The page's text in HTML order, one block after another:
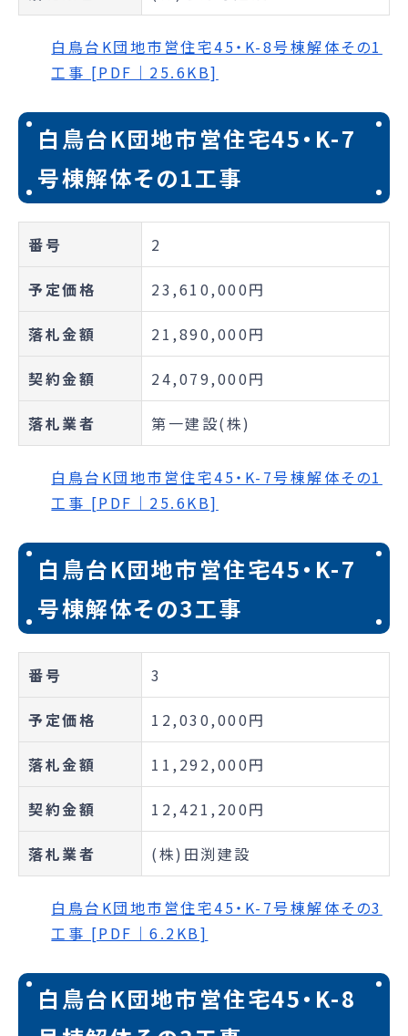
白鳥台K団地市営住宅45・K-8号棟解体その1
工事 [PDF｜25.6KB]
白鳥台K団地市営住宅45・K-7
号棟解体その1工事
番号 2
予定価格 23,610,000円
落札金額 21,890,000円
契約金額 24,079,000円
落札業者 第一建設(株)
白鳥台K団地市営住宅45・K-7号棟解体その1
工事 [PDF｜25.6KB]
白鳥台K団地市営住宅45・K-7
号棟解体その3工事
番号 3
予定価格 12,030,000円
落札金額 11,292,000円
契約金額 12,421,200円
落札業者 (株)田渕建設
白鳥台K団地市営住宅45・K-7号棟解体その3
工事 [PDF｜6.2KB]
白鳥台K団地市営住宅45・K-8